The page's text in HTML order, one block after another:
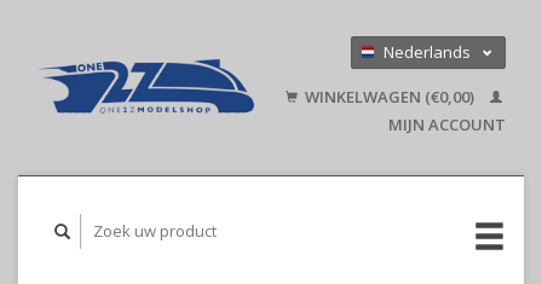
Nederlands
English
WINKELWAGEN (€0,00)
MIJN ACCOUNT